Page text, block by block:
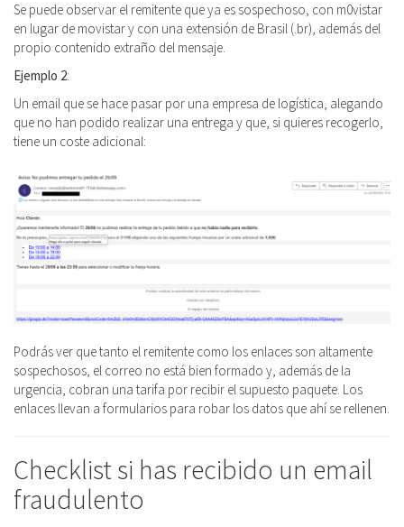
Se puede observar el remitente que ya es sospechoso, con m0vistar
en lugar de movistar y con una extensión de Brasil (.br), además del
propio contenido extraño del mensaje.
Ejemplo 2:
Un email que se hace pasar por una empresa de logística, alegando
que no han podido realizar una entrega y que, si quieres recogerlo,
tiene un coste adicional:
Podrás ver que tanto el remitente como los enlaces son altamente
sospechosos, el correo no está bien formado y, además de la
urgencia, cobran una tarifa por recibir el supuesto paquete. Los
enlaces llevan a formularios para robar los datos que ahí se rellenen.
Checklist si has recibido un email
fraudulento